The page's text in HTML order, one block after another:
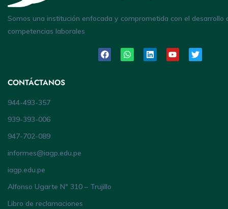
Somos una institución enfocada y comprometida con el desarrollo
competencias laborales
CONTÁCTANOS
944-493-357
939-393-006
947-702-089
informes@iagp.edu.pe
iagp.edu.pe
Alfonso Ugarte Nº 310 – Trujillo
Libro de reclamaciones